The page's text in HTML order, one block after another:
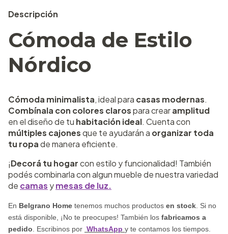
Descripción
Cómoda de Estilo
Nórdico
Cómoda minimalista, ideal para casas modernas.
Combínala con colores clarospara crearamplitud
en el diseño de tu habitación ideal. Cuenta con
múltiples cajonesque te ayudarán a organizar toda
tu ropade manera eficiente.
¡Decorá tu hogarcon estilo y funcionalidad! También
podés combinarla con algun mueble de nuestra variedad
de camas ymesas de luz.
En Belgrano Home tenemos muchos productos en stock . Si no
está disponible, ¡No te preocupes! También los fabricamos a
pedido . Escribinos por WhatsApp y te contamos los tiempos.